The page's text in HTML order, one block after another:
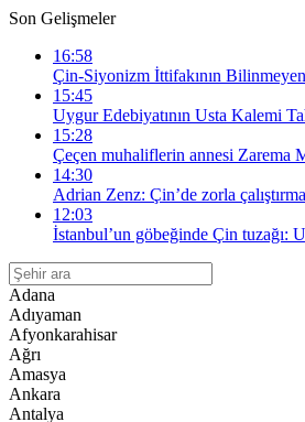
Son Gelişmeler
16:58
Çin-Siyonizm İttifakının
15:45
Uygur Edebiyatının Usta Kalemi
15:28
Çeçen muhaliflerin annesi Zarema
14:30
Adrian Zenz: Çin’de zorla
12:03
İstanbul’un göbeğinde Çin tuzağı:
Adana
Adıyaman
Afyonkarahisar
Ağrı
Amasya
Ankara
Antalya